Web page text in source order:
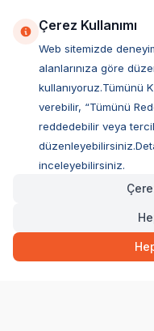
Müşteri Hizmetleri
Ovacık Mah. Hacıoğlu
Müşteri Destek Hattı
Çerez Kullanımı
Web sitemizde
alanlarınıza göre
kullanıyoruz.Tümünü
verebilir, “Tümünü
reddedebilir veya
inceleyebilirsiniz.